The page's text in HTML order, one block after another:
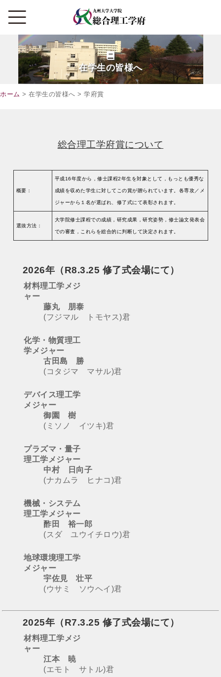
在学生の皆様へ
ホーム > 在学生の皆様へ > 学府賞
総合理工学府賞について
概要：
平成16年度から，修士課程2年生を対象として，もっとも優秀な
成績を収めた学生に対してこの賞が贈られています。各専攻／メ
ジャーから１名が選ばれ、修了式にて表彰されます。
選抜方法：
大学院修士課程での成績，研究成果，研究姿勢，修士論文発表会
での審査，これらを総合的に判断して決定されます。
2026年 （R8.3.25 修了式会場にて）
材料理工学メジ
ャー
藤丸 朋泰
(フジマル トモヤス)君
化学・物質理工
学メジャー
古田島 勝
(コタジマ マサル)君
デバイス理工学
メジャー
御園 樹
(ミソノ イツキ)君
プラズマ・量子
理工学メジャー
中村 日向子
(ナカムラ ヒナコ)君
機械・システム
理工学メジャー
酢田 裕一郎
(スダ ユウイチロウ)君
地球環境理工学
メジャー
宇佐見 壮平
(ウサミ ソウヘイ)君
2025年 （R7.3.25 修了式会場にて）
材料理工学メジ
ャー
江本 暁
(エモト サトル)君